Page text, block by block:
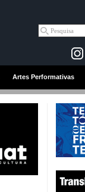
Artes Performativas